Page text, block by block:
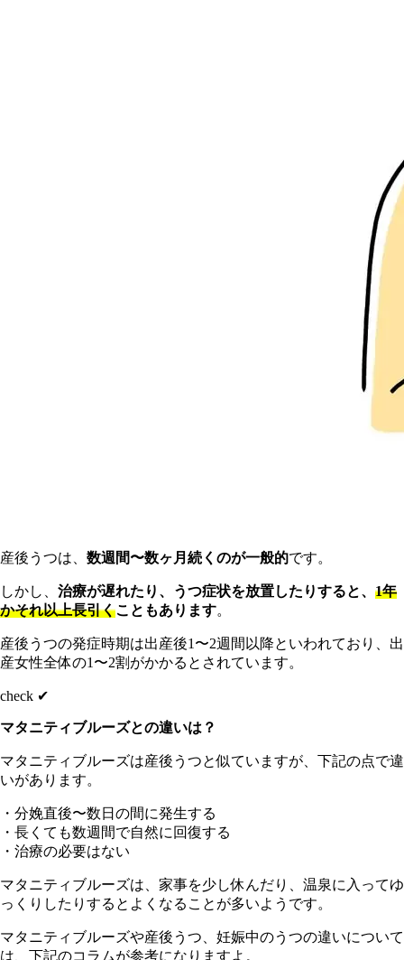
産後うつは、 数週間〜数ヶ月続くのが一般的です。
しかし、 治療が遅れたり、うつ症状を放置したりすると、 1年
かそれ以上長引くこともあります。
産後うつの発症時期は出産後1〜2週間以降といわれており、出
産女性全体の1〜2割がかかるとされています。
check ✔︎
マタニティブルーズとの違いは？
マタニティブルーズは産後うつと似ていますが、下記の点で違
いがあります。
・分娩直後〜数日の間に発生する
・長くても数週間で自然に回復する
・治療の必要はない
マタニティブルーズは、家事を少し休んだり、温泉に入ってゆ
っくりしたりするとよくなることが多いようです。
マタニティブルーズや産後うつ、妊娠中のうつの違いについて
は、下記のコラムが参考になりますよ。